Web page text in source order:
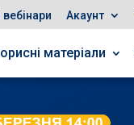
Акаунт
матеріали